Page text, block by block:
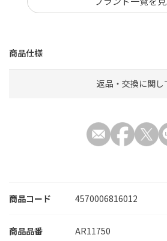
商品コード 4570006816012
AR11750
商品仕様
返品・交換に関し